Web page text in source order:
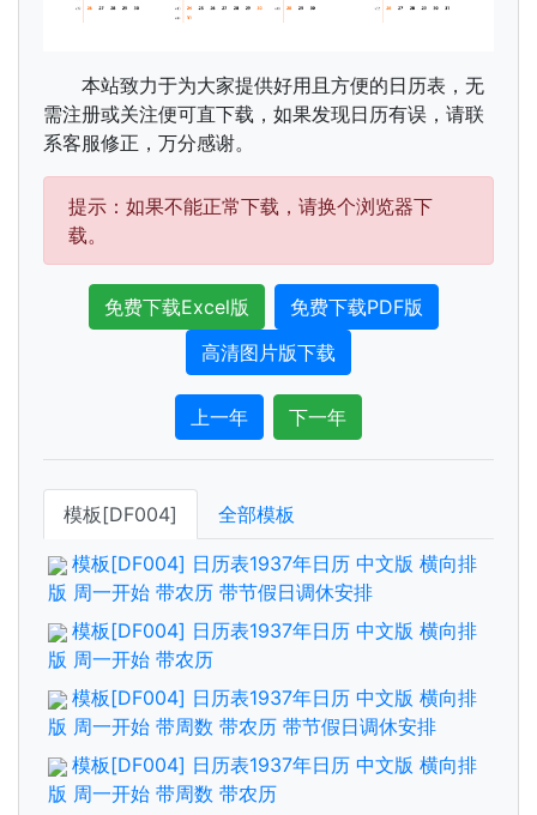
本站致力于为大家提供好用且方便的日历表，无
需注册或关注便可直下载，如果发现日历有误，请联
系客服修正，万分感谢。
提示：如果不能正常下载，请换个浏览器下
载。
免费下载Excel版
免费下载PDF版
高清图片版下载
上一年 下一年
模板[DF004] 全部模板
模板[DF004] 日历表1937年日历 中文版 横向排
版 周一开始 带农历 带节假日调休安排
模板[DF004] 日历表1937年日历 中文版 横向排
版 周一开始 带农历
模板[DF004] 日历表1937年日历 中文版 横向排
版 周一开始 带周数 带农历 带节假日调休安排
模板[DF004] 日历表1937年日历 中文版 横向排
版 周一开始 带周数 带农历